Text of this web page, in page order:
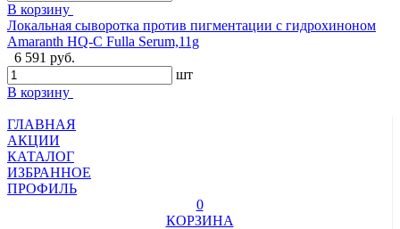
В корзину
Локальная сыворотка против пигментации с гидрохиноном
Amaranth HQ-C Fulla Serum,11g
6 591 руб.
шт
В корзину
ГЛАВНАЯ
АКЦИИ
КАТАЛОГ
ИЗБРАННОЕ
ПРОФИЛЬ
0
КОРЗИНА